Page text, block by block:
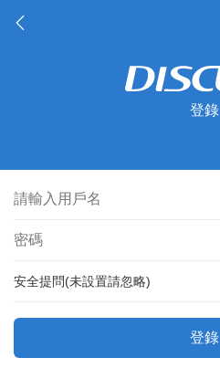
登錄
安全提問(未設置請忽略)
登錄